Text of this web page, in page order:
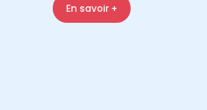
En savoir +